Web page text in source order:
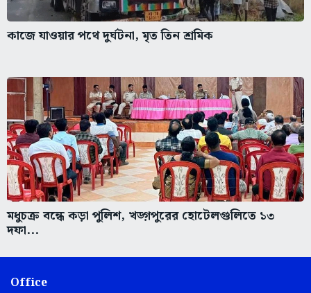
কাজে যাওয়ার পথে দুর্ঘটনা, মৃত তিন শ্রমিক
মধুচক্র বন্ধে কড়া পুলিশ, খড়্গপুরের হোটেলগুলিতে ১৩
দফা...
Office